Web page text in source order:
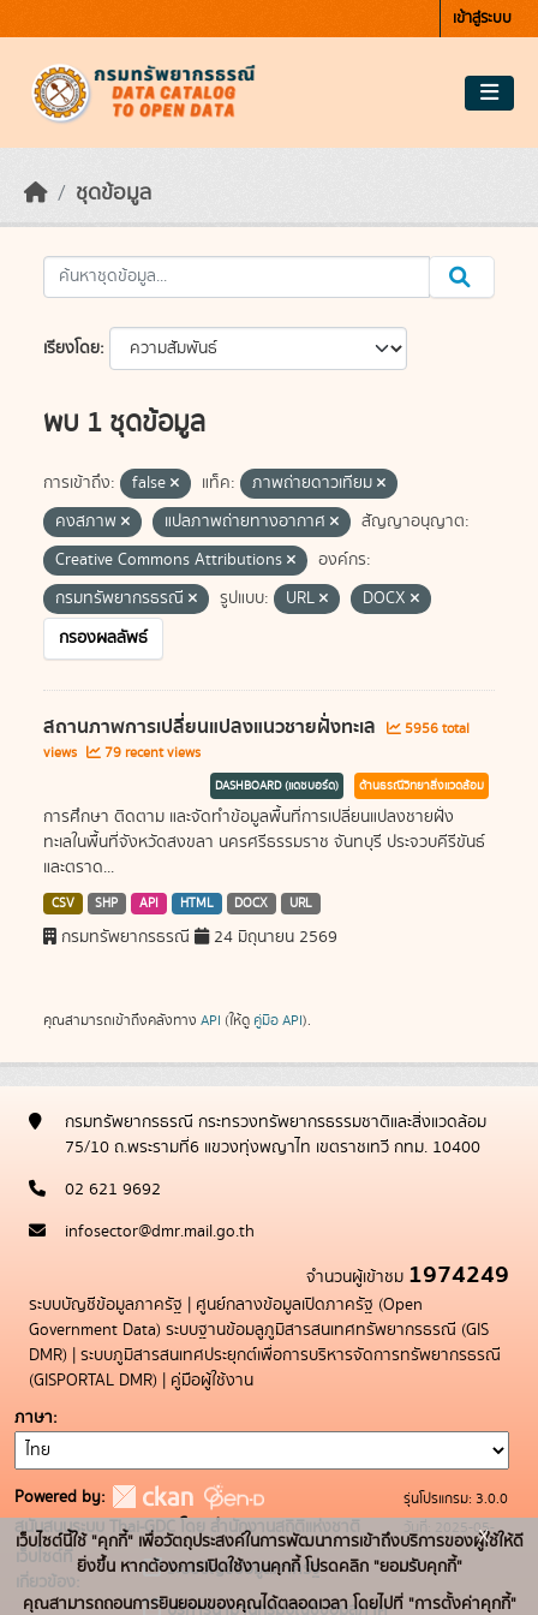
เข้าสู่ระบบ
ชุดข้อมูล
เรียงโดย
พบ 1 ชุดข้อมูล
การเข้าถึง: false แท็ค:
ภาพถ่ายดาวเทียม
คงสภาพ
แปลภาพถ่ายทางอากาศ
สัญญาอนุญาต:
Creative Commons Attributions
องค์กร:
กรมทรัพยากรธรณี
รูปแบบ: URL
DOCX
กรองผลลัพธ์
สถานภาพการเปลี่ยนแปลงแนวชายฝั่งทะเล
5956 total
views
79 recent views
DASHBOARD (แดชบอร์ด) ด้านธรณีวิทยาสิ่งแวดล้อม
การศึกษา ติดตาม และจัดทำข้อมูลพื้นที่การเปลี่ยนแปลงชายฝั่ง
ทะเลในพื้นที่จังหวัดสงขลา นครศรีธรรมราช จันทบุรี ประจวบคีรีขันธ์
และตราด...
CSV SHP API HTML DOCX URL
กรมทรัพยากรธรณี 24 มิถุนายน 2569
คุณสามารถเข้าถึงคลังทาง API (ให้ดู คู่มือ API).
กรมทรัพยากรธรณี กระทรวงทรัพยากรธรรมชาติและสิ่งแวดล้อม
75/10 ถ.พระรามที่6 แขวงทุ่งพญาไท เขตราชเทวี กทม. 10400
02 621 9692
infosector@dmr.mail.go.th
จำนวนผู้เข้าชม 1974249
ระบบบัญชีข้อมูลภาครัฐ | ศูนย์กลางข้อมูลเปิดภาครัฐ (Open
Government Data) ระบบฐานข้อมลูภูมิสารสนเทศทรัพยากรธรณี (GIS
DMR) | ระบบภูมิสารสนเทศประยุกต์เพื่อการบริหารจัดการทรัพยากรธรณี
(GISPORTAL DMR) | คู่มือผู้ใช้งาน
ภาษา
Powered by:
สนับสนุนระบบ Thai-GDC โดย สำนักงานสถิติแห่งชาติ
เว็บไซต์ที่
เกี่ยวข้อง:
ระบบบัญชีข้อมูลภาครัฐ
บริการนามานุกรมบัญชีข้อมูลภาค
รุ่นโปรแกรม: 3.0.0
วันที่: 2025-05-
19
เว็บไซต์นี้ใช้ "คุกกี้" เพื่อวัตถุประสงค์ในการพัฒนาการเข้าถึงบริการของผู้ใช้ให้ดี
ยิ่งขึ้น หากต้องการเปิดใช้งานคุกกี้ โปรดคลิก "ยอมรับคุกกี้"
คุณสามารถถอนการยินยอมของคุณได้ตลอดเวลา โดยไปที่ "การตั้งค่าคุกกี้"
x